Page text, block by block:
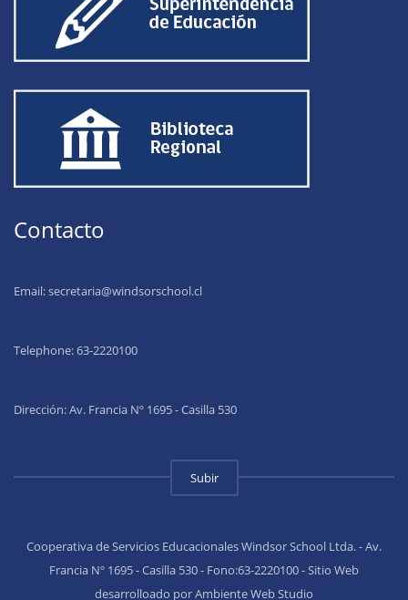
Contacto
Email:secretaria@windsorschool.cl
Telephone: 63-2220100
Dirección: Av. Francia Nº 1695 - Casilla 530
Subir
Cooperativa de Servicios Educacionales Windsor School Ltda. - Av.
Francia Nº 1695 - Casilla 530 - Fono:63-2220100 - Sitio Web
desarrolloado por Ambiente Web Studio